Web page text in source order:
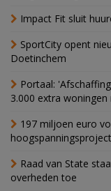
Impact Fit sluit
SportCity opent
Doetinchem
Portaal:
3.000 extra
197 miljoen euro
Raad van State
overheden toe